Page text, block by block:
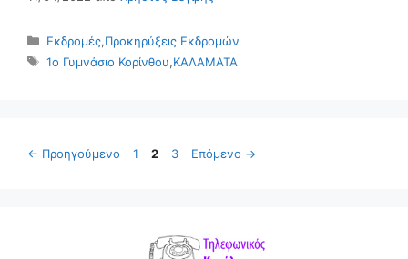
Κατηγορίες
Εκδρομές,Προκηρύξεις Εκδρομών
Ετικέτες
1ο Γυμνάσιο Κορίνθου,ΚΑΛΑΜΑΤΑ
← Προηγούμενο Σελίδα
1 Σελίδα
2 Σελίδα
3 Επόμενο →